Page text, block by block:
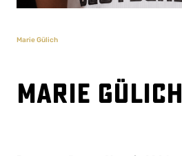
Marie Gülich
Marie Gülich